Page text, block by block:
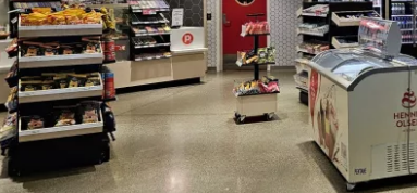
Masuk
... komunitas perjalanan di